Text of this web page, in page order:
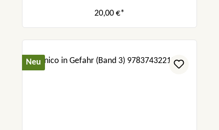
20,00 €*
Neu